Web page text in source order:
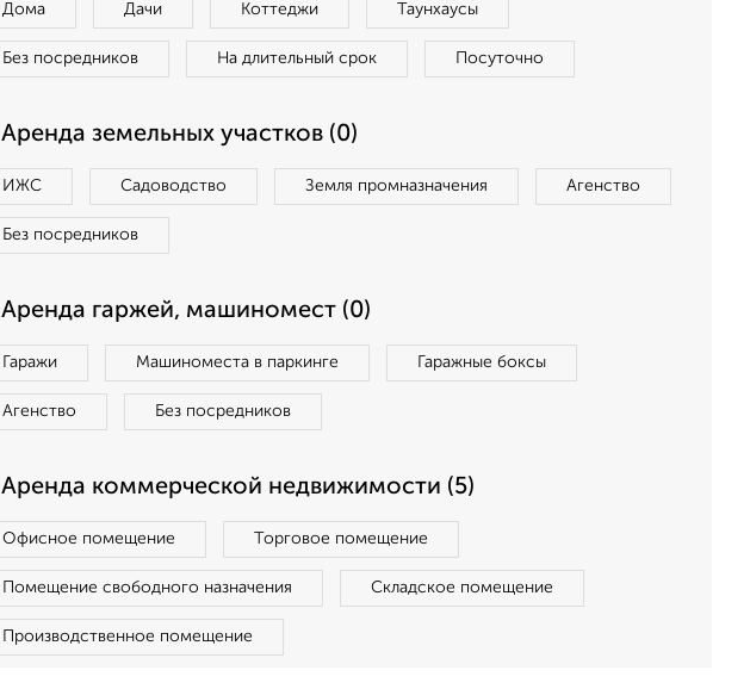
Дома Дачи Коттеджи Таунхаусы
Без посредников На длительный срок Посуточно
Аренда земельных участков (0)
ИЖС Садоводство Земля промназначения Агенство
Без посредников
Аренда гаржей, машиномест (0)
Гаражи Машиноместа в паркинге Гаражные боксы
Агенство Без посредников
Аренда коммерческой недвижимости (5)
Офисное помещение Торговое помещение
Помещение свободного назначения Складское помещение
Производственное помещение